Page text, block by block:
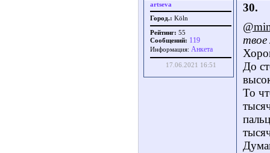
artseva
Город.: Köln
Рейтинг: 55
Сообщений: 119
Информация: Aнкета
17.06.2021 16:51
30.
твое
До
То